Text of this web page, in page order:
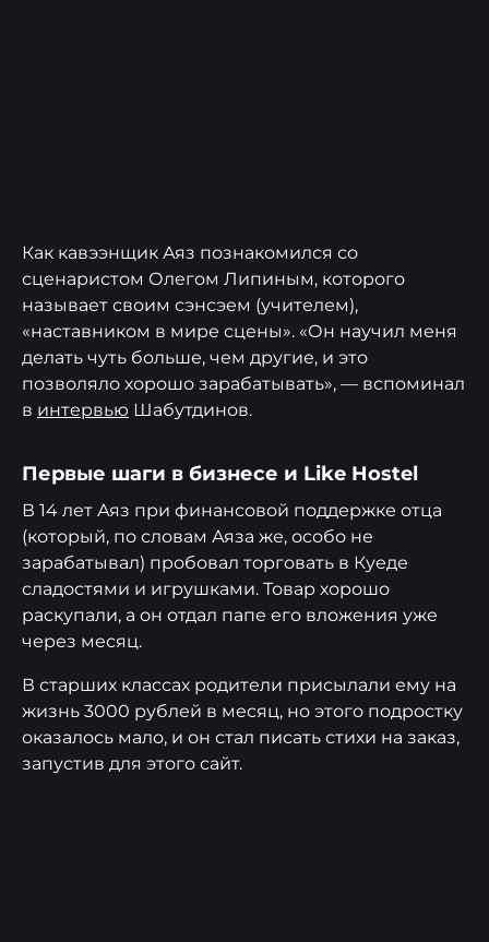
Как кавээнщик Аяз познакомился со
сценаристом Олегом Липиным, которого
называет своим сэнсэем (учителем),
«наставником в мире сцены». «Он научил меня
делать чуть больше, чем другие, и это
позволяло хорошо зарабатывать», — вспоминал
в интервью Шабутдинов.
Первые шаги в бизнесе и Like Hostel
В 14 лет Аяз при финансовой поддержке отца
(который, по словам Аяза же, особо не
зарабатывал) пробовал торговать в Куеде
сладостями и игрушками. Товар хорошо
раскупали, а он отдал папе его вложения уже
через месяц.
В старших классах родители присылали ему на
жизнь 3000 рублей в месяц, но этого подростку
оказалось мало, и он стал писать стихи на заказ,
запустив для этого сайт.